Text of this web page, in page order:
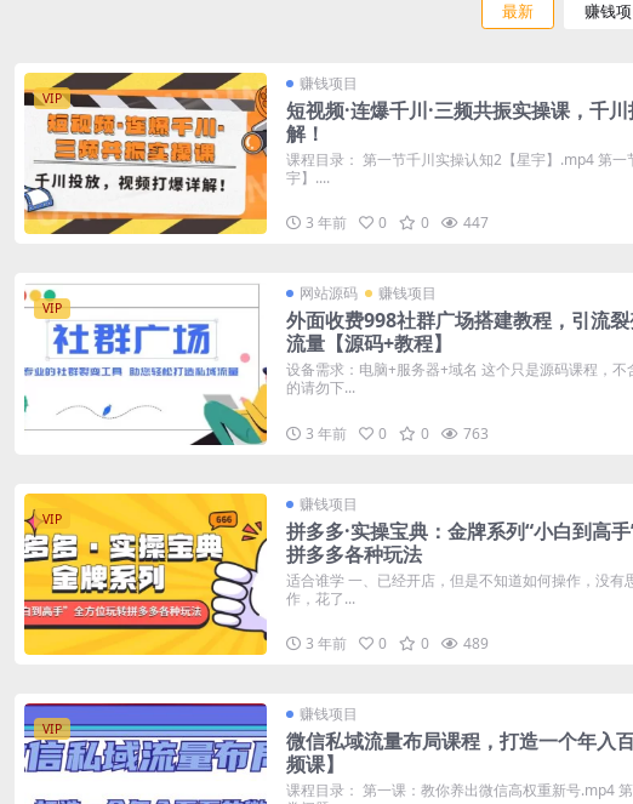
最新 赚钱项
VIP
赚钱项目
短视频·连爆千川·三频共振实操课，千
解！
课程目录： 第一节千川实操认知2【星宇】.mp4 第一
宇】....
3 年前 0 0 447
VIP
网站源码 赚钱项目
外面收费998社群广场搭建教程，引流
流量【源码+教程】
设备需求：电脑+服务器+域名 这个只是源码课程，
的请勿下...
3 年前 0 0 763
VIP
赚钱项目
拼多多·实操宝典：金牌系列“小白到高
拼多多各种玩法
适合谁学 一、已经开店，但是不知道如何操作，没有
作，花了...
3 年前 0 0 489
VIP
赚钱项目
微信私域流量布局课程，打造一个年入
频课】
课程目录： 第一课：教你养出微信高权重新号.mp4